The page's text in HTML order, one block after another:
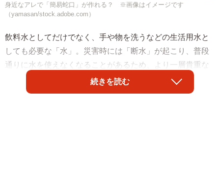
身近なアレで「簡易蛇口」が作れる？ ※画像はイメージです
（yamasan/stock.adobe.com）
飲料水としてだけでなく、手や物を洗うなどの生活用水と
しても必要な「水」。災害時には「断水」が起こり、普段
通りに水を使えなくなることがあるため、より一層貴重な
ものとなります。アイリスオーヤマの公式TikTokアカウン
ト（@irisohyama_official）が、そんな時に役立つ「ペット
続きを読む